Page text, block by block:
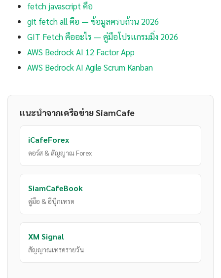
fetch javascript คือ
git fetch all คือ — ข้อมูลครบถ้วน 2026
GIT Fetch คืออะไร — คู่มือโปรแกรมมิ่ง 2026
AWS Bedrock AI 12 Factor App
AWS Bedrock AI Agile Scrum Kanban
แนะนำจากเครือข่าย SiamCafe
iCafeForex
คอร์ส & สัญญาณ Forex
SiamCafeBook
คู่มือ & อีบุ๊กเทรด
XM Signal
สัญญาณเทรดรายวัน